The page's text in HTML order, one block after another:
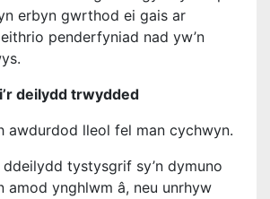
erbyn gwrthod ei gais ar
penderfyniad nad yw’n
deilydd trwydded
awdurdod lleol fel man cychwyn.
ddeilydd tystysgrif sy’n dymuno
amod ynghlwm â, neu unrhyw